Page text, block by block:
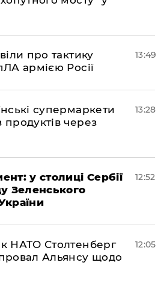
про тактику
армією Росії
13:49
супермаркети
через
13:28
у столиці Сербії
Зеленського
12:52
НАТО Столтенберг
Альянсу щодо
12:05